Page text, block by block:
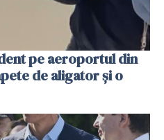
pe aeroportul din
de aligator și o